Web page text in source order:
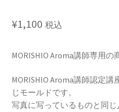
¥1,100 税込
MORISHIO Aroma講師専用の
MORISHIO Aroma講師認定
じモールドです。
写真に写っているものと同